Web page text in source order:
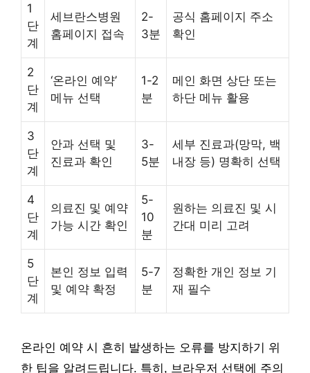
1
단
계
세브란스병원
홈페이지 접속
2-
3분
공식 홈페이지 주소
확인
2
단
계
‘온라인 예약’
메뉴 선택
1-2
분
메인 화면 상단 또는
하단 메뉴 활용
3
단
계
안과 선택 및
진료과 확인
3-
5분
세부 진료과(망막, 백
내장 등) 명확히 선택
4
단
계
의료진 및 예약
가능 시간 확인
5-
10
분
원하는 의료진 및 시
간대 미리 고려
5
단
계
본인 정보 입력
및 예약 확정
5-7
분
정확한 개인 정보 기
재 필수
온라인 예약 시 흔히 발생하는 오류를 방지하기 위
한 팁을 알려드립니다. 특히, 브라우저 선택에 주의